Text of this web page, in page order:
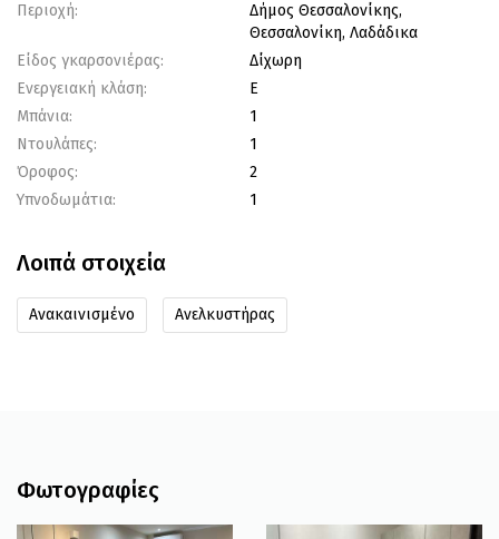
Περιοχή:
Δήμος Θεσσαλονίκης,
Θεσσαλονίκη, Λαδάδικα
Είδος γκαρσονιέρας:
Δίχωρη
Ενεργειακή κλάση:
Ε
Μπάνια:
1
Ντουλάπες:
1
Όροφος:
2
Υπνοδωμάτια:
1
Λοιπά στοιχεία
Ανακαινισμένο Ανελκυστήρας
Φωτογραφίες